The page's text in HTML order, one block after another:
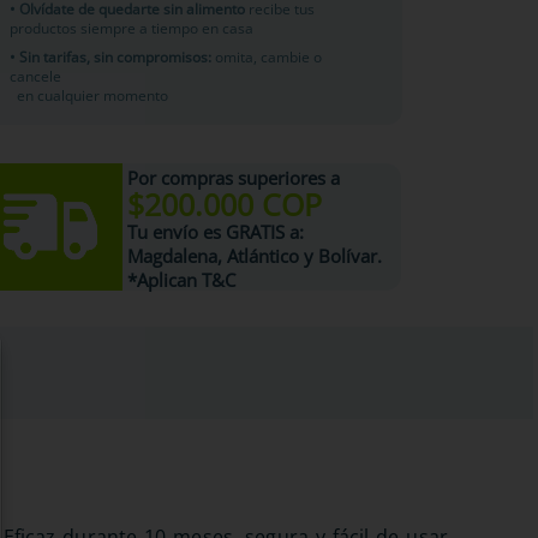
• Olvídate de quedarte sin alimentorecibe tus
productos siempre a tiempo en casa
• Sin tarifas, sin compromisos: omita, cambie o
cancele
en cualquier momento
Por compras superiores a
$200.000 COP
Tu envío es GRATISa:
Magdalena, Atlántico y Bolívar.
*Aplican T&C